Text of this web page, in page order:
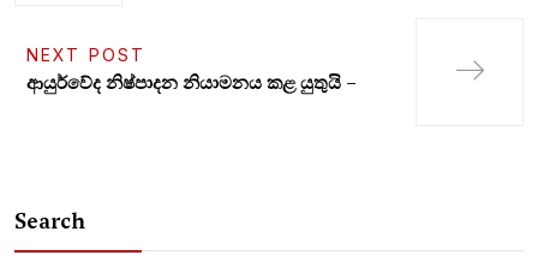
NEXT POST
ආයුර්වේද නිෂ්පාදන නියාමනය කළ යුතුයි –
Search